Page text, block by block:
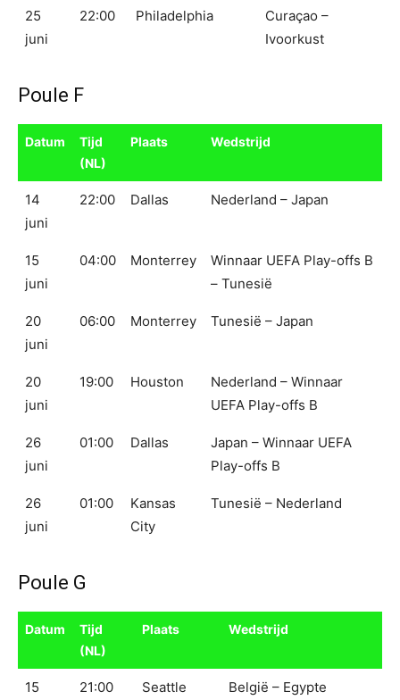
25
juni
22:00 Philadelphia
Curaçao –
Ivoorkust
Poule F
Datum
Tijd
(NL)
Plaats Wedstrijd
14
juni
22:00 Dallas Nederland – Japan
15
juni
04:00 Monterrey
Winnaar UEFA Play-offs B
– Tunesië
20
juni
06:00 Monterrey Tunesië – Japan
20
juni
19:00 Houston
Nederland – Winnaar
UEFA Play-offs B
26
juni
01:00 Dallas
Japan – Winnaar UEFA
Play-offs B
26
juni
01:00
Kansas
City
Tunesië – Nederland
Poule G
Datum
Tijd
(NL)
Plaats Wedstrijd
15
21:00 Seattle België – Egypte